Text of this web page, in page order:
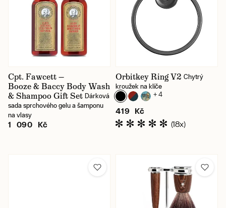
Cpt. Fawcett —
Booze & Baccy Body Wash
& Shampoo Gift Set Dárková
sada sprchového gelu a šamponu
na vlasy
1 090 Kč
Orbitkey Ring V2 Chytrý
kroužek na klíče
+ 4
419 Kč
(18x)